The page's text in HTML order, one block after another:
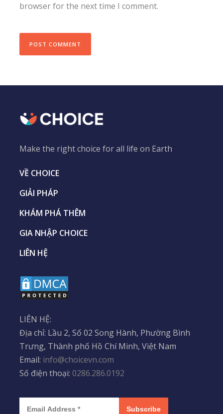
browser for the next time I comment.
Make the right choice for all life on Earth
VỀ CHOICE
GIẢI PHÁP
KHÁM PHÁ THÊM
GIA NHẬP CHOICE
LIÊN HỆ
LIÊN HỆ:
Địa chỉ: Lầu 2, Số 02 Song Hành, Phường Bình
Trưng, Thành phố Hồ Chí Minh, Việt Nam
Email: info@choicevn.com
Số điện thoại: 0286.286.0192
Subscribe